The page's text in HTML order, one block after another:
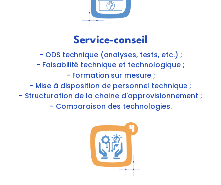
Service-conseil
- ODS technique (analyses, tests, etc.) ;
- Faisabilité technique et technologique ;
- Formation sur mesure ;
- Mise à disposition de personnel technique ;
- Structuration de la chaîne d'approvisionnement ;
- Comparaison des technologies.